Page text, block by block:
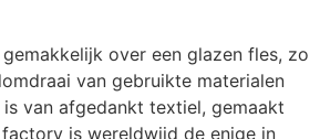
over een glazen fles, zo
van gebruikte materialen
van afgedankt textiel, gemaakt
is wereldwijd de enige in